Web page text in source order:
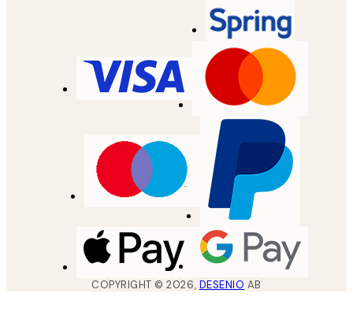
COPYRIGHT ©2026, DESENIO AB